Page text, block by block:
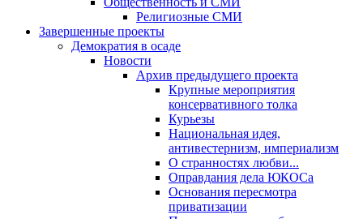
Религиозные СМИ
Завершенные проекты
Демократия в осаде
Новости
Архив предыдущего проекта
Крупные мероприятия
консервативного толка
Курьезы
Национальная идея,
антивестернизм, империализм
О странностях любви...
Оправдания дела ЮКОСа
Основания пересмотра
приватизации